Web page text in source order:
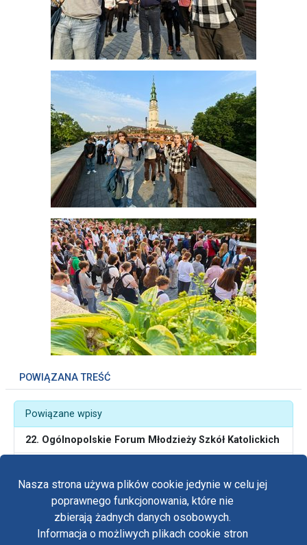
Nasza strona używa plików cookie jedynie w celu jej
poprawnego funkcjonowania, które nie
zbierają żadnych danych osobowych.
Informacja o możliwych plikach cookie stron
POWIĄZANA TREŚĆ
Powiązane wpisy
22. Ogólnopolskie Forum Młodzieży Szkół Katolickich
Katolickich